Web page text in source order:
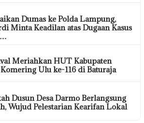
Dumas ke Polda Lampung,
Minta Keadilan atas Dugaan Kasus
Meriahkan HUT Kabupaten
Ulu ke-116 di Baturaja
Dusun Desa Darmo Berlangsung
Wujud Pelestarian Kearifan Lokal